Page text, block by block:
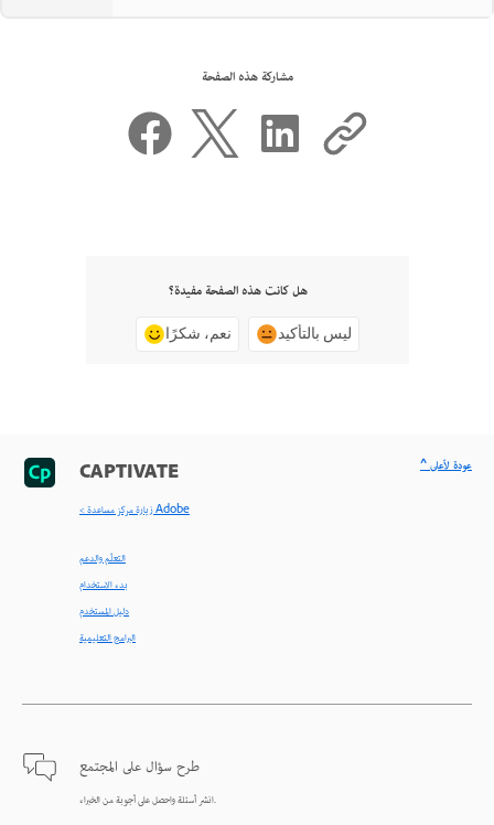
مشاركة هذه الصفحة
هل كانت هذه الصفحة مفيدة؟
نعم، شكرًا ليس بالتأكيد
CAPTIVATE
< زيارة مركز مساعدة Adobe
التعلّم والدعم
بدء الاستخدام
دليل المستخدم
البرامج التعليمية
طرح سؤال على المجتمع
انشر أسئلة واحصل على أجوبة من الخبراء.
^ عودة لأعلى